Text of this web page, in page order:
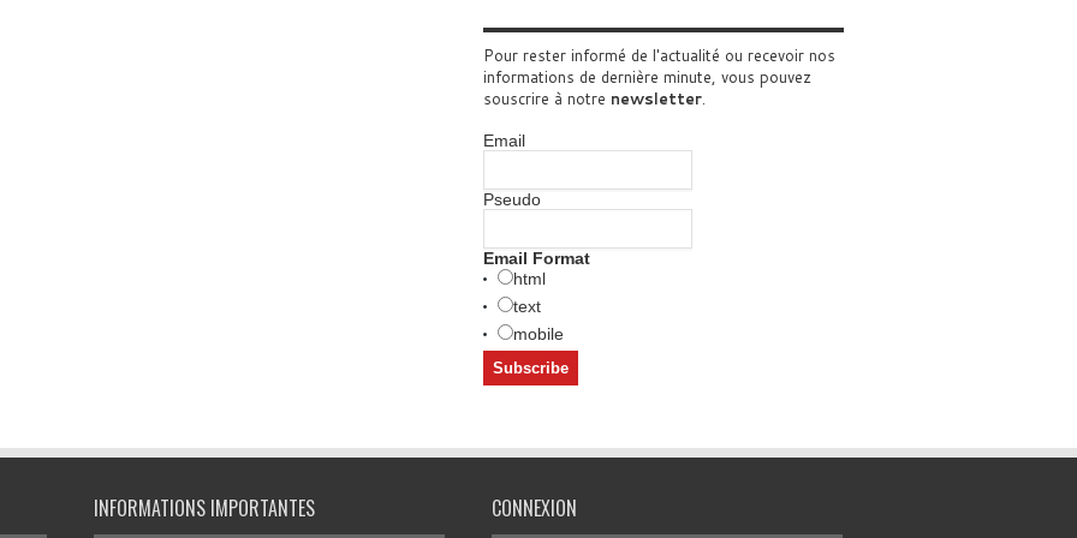
Pour rester informé de l'actualité ou recevoir nos
informations de dernière minute, vous pouvez
souscrire à notre newsletter.
Email
Pseudo
Email Format
html
text
mobile
INFORMATIONS IMPORTANTES CONNEXION